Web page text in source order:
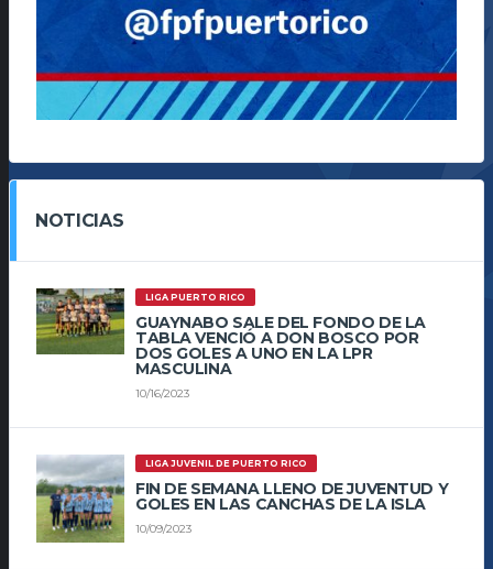
NOTICIAS
LIGA PUERTO RICO
GUAYNABO SALE DEL FONDO DE LA
TABLA VENCIÓ A DON BOSCO POR
DOS GOLES A UNO EN LA LPR
MASCULINA
10/16/2023
LIGA JUVENIL DE PUERTO RICO
FIN DE SEMANA LLENO DE JUVENTUD Y
GOLES EN LAS CANCHAS DE LA ISLA
10/09/2023